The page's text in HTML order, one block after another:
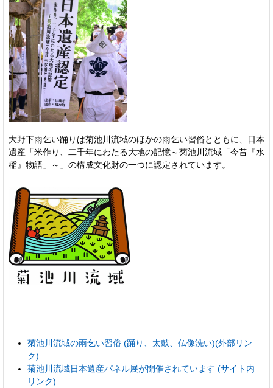
大野下雨乞い踊りは菊池川流域のほかの雨乞い習俗とともに、日本
遺産「米作り、二千年にわたる大地の記憶～菊池川流域「今昔『水
稲』物語」～」の構成文化財の一つに認定されています。
菊池川流域の雨乞い習俗 (踊り、太鼓、仏像洗い)(外部リン
ク)
菊池川流域日本遺産パネル展が開催されています (サイト内
リンク)